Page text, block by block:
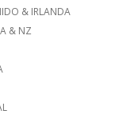
/CANADA (FR)
& IRLANDA
& NZ